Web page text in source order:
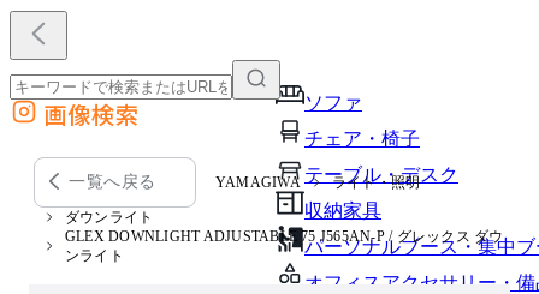
ソファ
チェア・椅子
テーブル・デスク
収納家具
パーソナルブース・集中
オフィスアクセサリー・備
外部サイトの商品をカートに追加
他のサイトで見つけた商品ページのURLを貼り付けて、カートに追加できます
画像検索
一覧へ戻る YAMAGIWA ライト・照明
ダウンライト
GLEX DOWNLIGHT ADJUSTABLE 75 J565AN-P / グレックス ダウ
ンライト